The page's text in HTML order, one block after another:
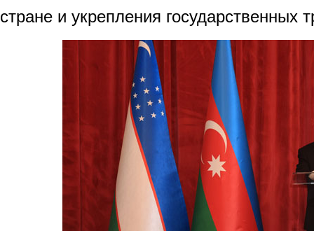
стране и укрепления государственных